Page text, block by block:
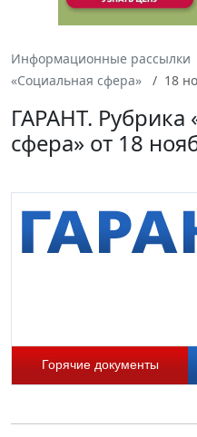
Информационные рассылки
«Социальная сфера»
18
ГАРАНТ. Рубрика
сфера» от 18
Горячие документы